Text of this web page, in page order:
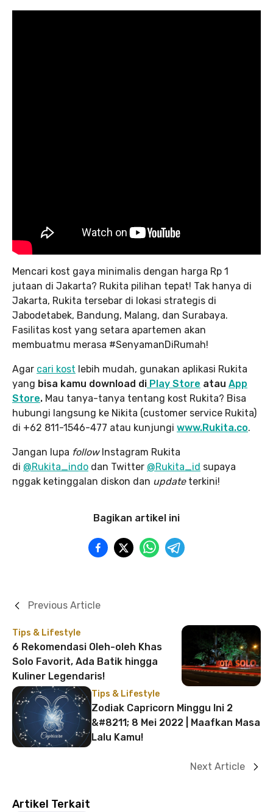
Mencari kost gaya minimalis dengan harga Rp 1
jutaan di Jakarta? Rukita pilihan tepat! Tak hanya di
Jakarta, Rukita tersebar di lokasi strategis di
Jabodetabek, Bandung, Malang, dan Surabaya.
Fasilitas kost yang setara apartemen akan
membuatmu merasa #SenyamanDiRumah!
Agar cari kost lebih mudah, gunakan aplikasi Rukita
yang bisa kamu download di Play Store atau App
Store. Mau tanya-tanya tentang kost Rukita? Bisa
hubungi langsung ke Nikita (customer service Rukita)
di +62 811-1546-477 atau kunjungi www.Rukita.co.
Jangan lupa followInstagram Rukita
di @Rukita_indo dan Twitter @Rukita_id supaya
nggak ketinggalan diskon dan update terkini!
Bagikan artikel ini
Tips & Lifestyle
6 Rekomendasi Oleh-oleh Khas
Solo Favorit, Ada Batik hingga
Kuliner Legendaris!
Previous Article
Tips & Lifestyle
Zodiak Capricorn Minggu Ini 2
&#8211; 8 Mei 2022 | Maafkan Masa
Lalu Kamu!
Next Article
Artikel Terkait